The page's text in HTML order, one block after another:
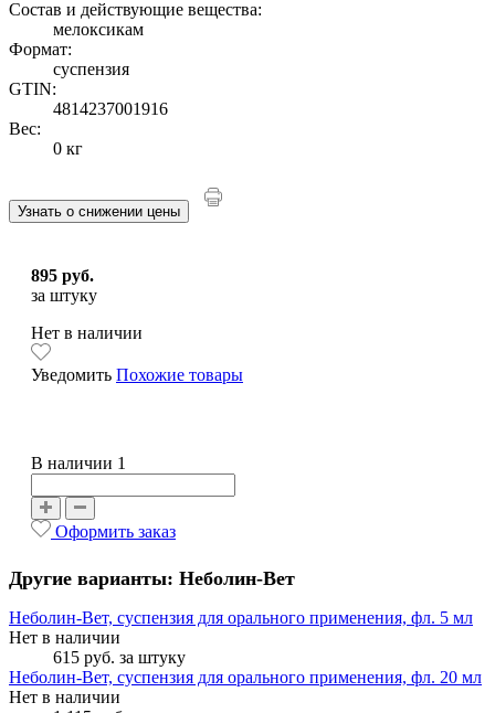
Состав и действующие вещества:
мелоксикам
Формат:
суспензия
GTIN:
4814237001916
Вес:
0 кг
Узнать о снижении цены
895 руб.
за штуку
Нет в наличии
Уведомить Похожие товары
В наличии 1
Оформить заказ
Другие варианты: Неболин-Вет
Неболин-Вет, суспензия для орального применения, фл. 5 мл
Нет в наличии
615 руб. за штуку
Неболин-Вет, суспензия для орального применения, фл. 20 мл
Нет в наличии